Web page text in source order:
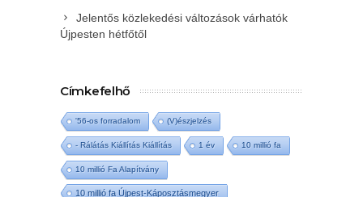
Jelentős közlekedési változások várhatók
Újpesten hétfőtől
Címkefelhő
'56-os forradalom (V)észjelzés
- Rálátás Kiállítás Kiállítás 1 év 10 millió fa
10 millió Fa Alapítvány
10 millió fa Újpest-Káposztásmegyer